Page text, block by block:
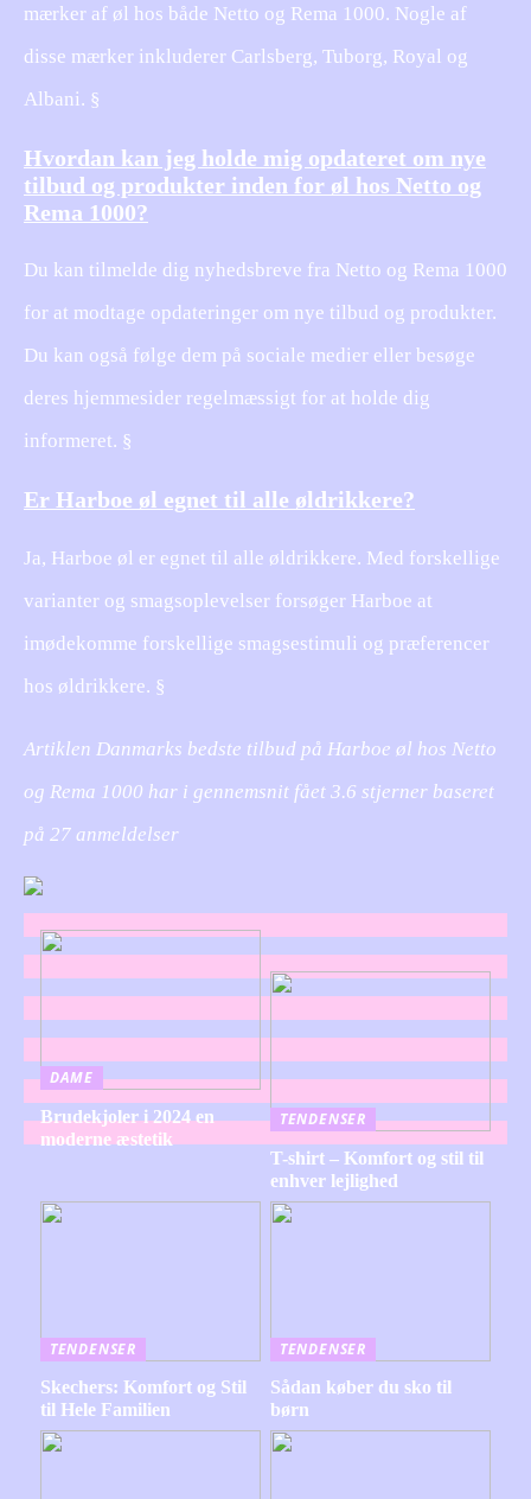
mærker af øl hos både Netto og Rema 1000. Nogle af
disse mærker inkluderer Carlsberg, Tuborg, Royal og
Albani. §
Hvordan kan jeg holde mig opdateret om nye
tilbud og produkter inden for øl hos Netto og
Rema 1000?
Du kan tilmelde dig nyhedsbreve fra Netto og Rema 1000
for at modtage opdateringer om nye tilbud og produkter.
Du kan også følge dem på sociale medier eller besøge
deres hjemmesider regelmæssigt for at holde dig
informeret. §
Er Harboe øl egnet til alle øldrikkere?
Ja, Harboe øl er egnet til alle øldrikkere. Med forskellige
varianter og smagsoplevelser forsøger Harboe at
imødekomme forskellige smagsestimuli og præferencer
hos øldrikkere. §
Artiklen Danmarks bedste tilbud på Harboe øl hos Netto
og Rema 1000 har i gennemsnit fået 3.6 stjerner baseret
på 27 anmeldelser
DAME
Brudekjoler i 2024 en
moderne æstetik
TENDENSER
T-shirt – Komfort og stil til
enhver lejlighed
TENDENSER
Skechers: Komfort og Stil
til Hele Familien
TENDENSER
Sådan køber du sko til
børn